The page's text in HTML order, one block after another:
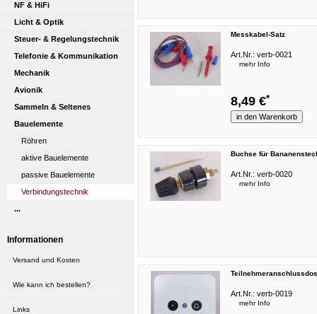
NF & HiFi
Licht & Optik
Steuer- & Regelungstechnik
Telefonie & Kommunikation
Mechanik
Avionik
Sammeln & Seltenes
Bauelemente
Röhren
aktive Bauelemente
passive Bauelemente
Verbindungstechnik
...
Manuals & Schaltpläne
sonstiges...
Informationen
Versand und Kosten
Wie kann ich bestellen?
Links
Messkabel-Satz
Art.Nr.: verb-0021
mehr Info
8,49 €*
Buchse für
Art.Nr.: verb-0020
mehr Info
Art.Nr.: verb-0019
mehr Info